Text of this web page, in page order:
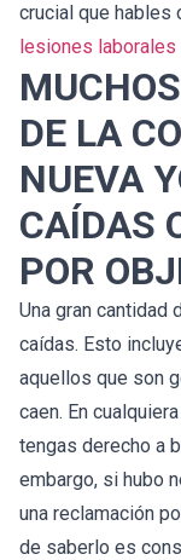
crucial que hables
lesiones laborales
DE LA
NUEVA
CAÍDAS
POR
Una gran cantidad
caídas. Esto
aquellos que son
caen. En
tengas derecho a
embargo, si hubo
una reclamación
de saberlo es